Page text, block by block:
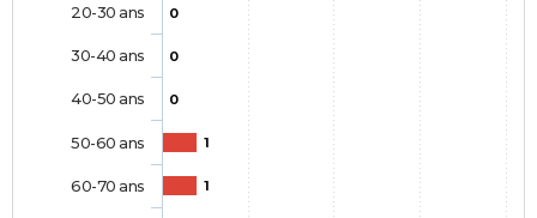
0
0
0
1
1
20-30 ans
30-40 ans
40-50 ans
50-60 ans
60-70 ans